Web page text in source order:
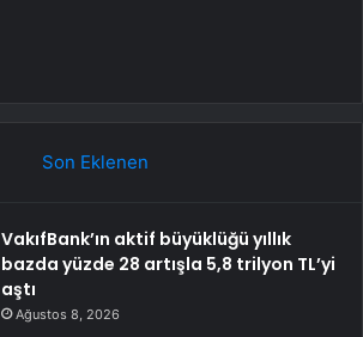
Son Eklenen
VakıfBank’ın aktif büyüklüğü yıllık
bazda yüzde 28 artışla 5,8 trilyon TL’yi
aştı
Ağustos 8, 2026